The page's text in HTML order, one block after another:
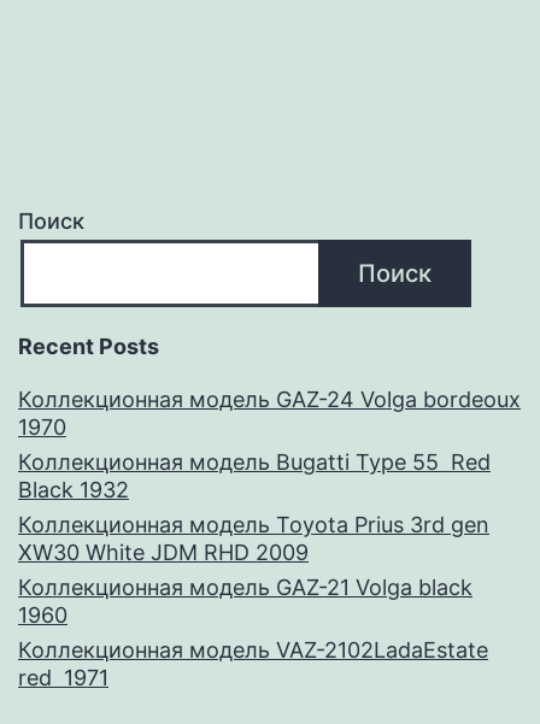
Поиск
Поиск
Recent Posts
Коллекционная модель GAZ-24 Volga bordeoux
1970
Коллекционная модель Bugatti Type 55 Red
Black 1932
Коллекционная модель Toyota Prius 3rd gen
XW30 White JDM RHD 2009
Коллекционная модель GAZ-21 Volga black
1960
Коллекционная модель VAZ-2102LadaEstate
red 1971